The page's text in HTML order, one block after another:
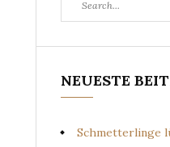
for:
NEUESTE
Schmetterlinge